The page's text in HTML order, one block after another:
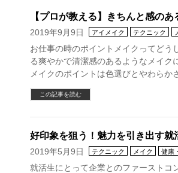
【プロが教える】きちんと感の
2019年9月9日 アイメイク テクニック
お仕事の時のポイントメイクってどう
る爽やかで清潔感のあるようなメイ
メイクのポイントは色選びとやわら
この記事を読む
好印象を狙う！魅力を引き出す就
2019年5月9日 テクニック メイク 健康
就活生にとって企業とのファーストコ